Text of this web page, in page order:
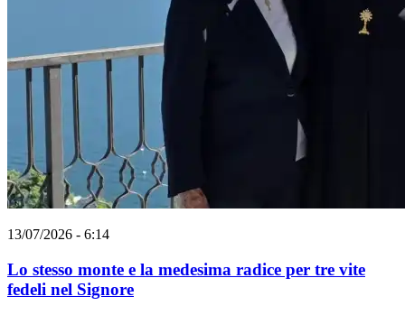
13/07/2026 - 6:14
Lo stesso monte e la medesima radice per tre vite
fedeli nel Signore